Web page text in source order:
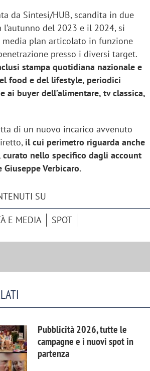
da Sintesi/HUB, scandita in due
del 2023 e il 2024, si
media plan articolato in funzione
presso i diversi target.
stampa quotidiana nazionale e
food e del lifestyle, periodici
ai buyer dell’alimentare, tv classica,
di un nuovo incarico avvenuto
il cui perimetro riguarda anche
nello specifico dagli account
Verbicaro.
SU
E MEDIA SPOT
Pubblicità 2026, tutte le
campagne e i nuovi spot in
partenza